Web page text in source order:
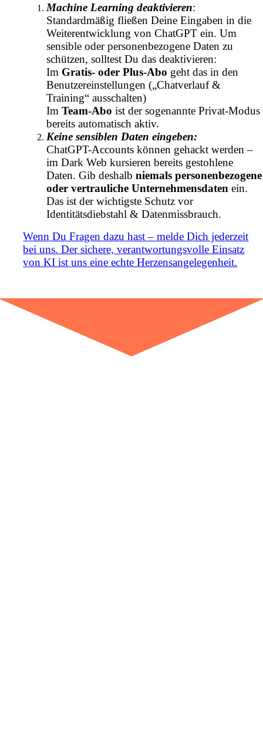
Machine Learning deaktivieren:
Standardmäßig fließen Deine Eingaben in die
Weiterentwicklung von ChatGPT ein. Um
sensible oder personenbezogene Daten zu
schützen, solltest Du das deaktivieren:
Im Gratis- oder Plus-Abo geht das in den
Benutzereinstellungen („Chatverlauf &
Training“ ausschalten)
ImTeam-Abo ist der sogenannte Privat-Modus
bereits automatisch aktiv.
Keine sensiblen Daten eingeben:
ChatGPT-Accounts können gehackt werden –
im Dark Web kursieren bereits gestohlene
Daten. Gib deshalbniemals personenbezogene
oder vertrauliche Unternehmensdaten ein.
Das ist der wichtigste Schutz vor
Identitätsdiebstahl & Datenmissbrauch.
Wenn Du Fragen dazu hast – melde Dich jederzeit
bei uns. Der sichere, verantwortungsvolle Einsatz
von KI ist uns eine echte Herzensangelegenheit.